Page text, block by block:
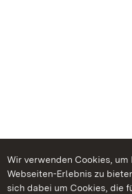
Wir verwenden Cookies,
Webseiten-Erlebnis zu
sich dabei um Cookies, die
Kommen. Staunen.